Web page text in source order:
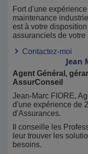
Fort d'une
maintenance
est à votre
assuranciels de votre
Contactez-moi
Jean
Agent Général,
AssurConseil
Jean-Marc FIORE,
d'une expérience de
d'Assurances.
Il conseille les
leur trouver les
besoins.